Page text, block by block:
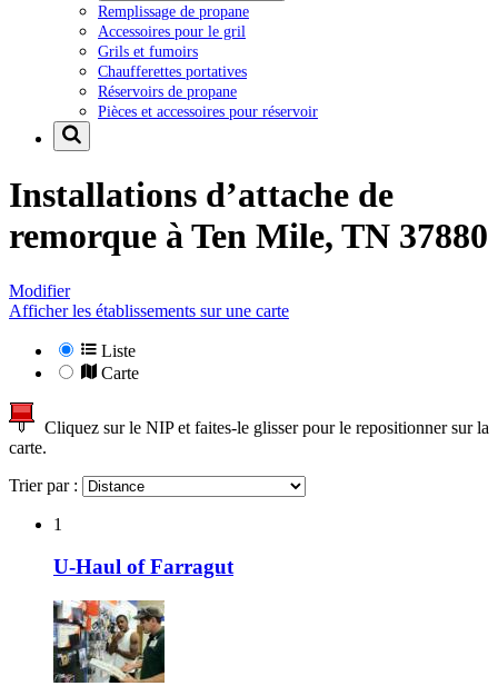
Remplissage de propane
Accessoires pour le gril
Grils et fumoirs
Chaufferettes portatives
Réservoirs de propane
Pièces et accessoires pour réservoir
Installations d’attache de
remorque à Ten Mile, TN 37880
Modifier
Afficher les établissements sur une carte
Liste
Carte
Cliquez sur le NIP et faites-le glisser pour le repositionner sur la
carte.
Trier par :
1
U-Haul of Farragut